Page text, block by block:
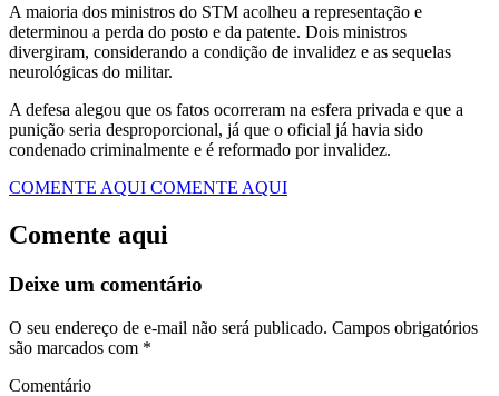
A maioria dos ministros do STM acolheu a representação e
determinou a perda do posto e da patente. Dois ministros
divergiram, considerando a condição de invalidez e as sequelas
neurológicas do militar.
A defesa alegou que os fatos ocorreram na esfera privada e que a
punição seria desproporcional, já que o oficial já havia sido
condenado criminalmente e é reformado por invalidez.
COMENTE AQUI COMENTE AQUI
Comente aqui
Deixe um comentário
O seu endereço de e-mail não será publicado. Campos obrigatórios
são marcados com *
Comentário